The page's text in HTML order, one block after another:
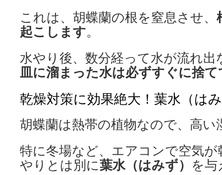
これは、胡蝶蘭の根を窒息させ、
起こします。
水やり後、数分経って水が流れ
皿に溜まった水は必ずすぐに捨
乾燥対策に効果絶大！葉水（は
胡蝶蘭は熱帯の植物なので、高い
特に冬場など、エアコンで空気
やりとは別に葉水（はみず） を